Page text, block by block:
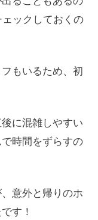
ックしておくの
もいるため、初
に混雑しやすい
時間をずらすの
意外と帰りのホ
す！